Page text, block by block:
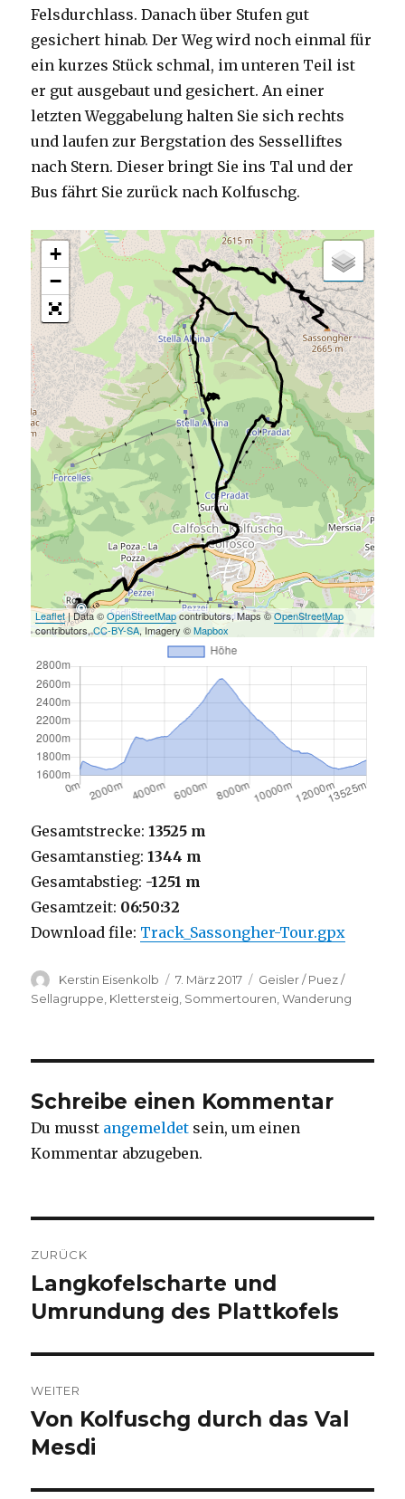
Felsdurchlass. Danach über Stufen gut
gesichert hinab. Der Weg wird noch einmal für
ein kurzes Stück schmal, im unteren Teil ist
er gut ausgebaut und gesichert. An einer
letzten Weggabelung halten Sie sich rechts
und laufen zur Bergstation des Sesselliftes
nach Stern. Dieser bringt Sie ins Tal und der
Bus fährt Sie zurück nach Kolfuschg.
+
−
Leaflet| Data ©OpenStreetMapcontributors, Maps ©OpenStreetMap
contributors,CC-BY-SA, Imagery ©Mapbox
Gesamtstrecke: 13525 m
Gesamtanstieg: 1344 m
Gesamtabstieg: -1251 m
Gesamtzeit: 06:50:32
Download file: Track_Sassongher-Tour.gpx
Autor
Kerstin Eisenkolb
Veröffentlicht
am
7. März 2017 Kategorien
Geisler / Puez /
Sellagruppe, Klettersteig, Sommertouren,Wanderung
Schreibe einen Kommentar
Du musst angemeldet sein, um einen
Kommentar abzugeben.
ZURÜCK
Vorheriger
Beitrag:
Langkofelscharte und
Umrundung des Plattkofels
WEITER
Nächster
Beitrag:
Von Kolfuschg durch das Val
Mesdi